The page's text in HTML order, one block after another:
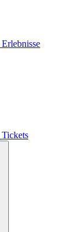
Erlebnisse
Tickets